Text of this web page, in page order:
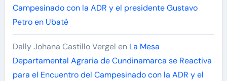
Campesinado con la ADR y el presidente Gustavo
Petro en Ubaté
Dally Johana Castillo Vergel en La Mesa
Departamental Agraria de Cundinamarca se Reactiva
para el Encuentro del Campesinado con la ADR y el